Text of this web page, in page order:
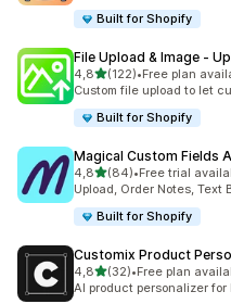
Built for Shopify
File Upload & Image ‑
4,8na 5 gwiazdek
(122)
Łączna liczba recenzji: 122
•Free plan
Custom file upload to let
Built for Shopify
Magical Custom Fields
4,8na 5 gwiazdek
(84)
Łączna liczba recenzji: 84
•Free trial
Upload, Order Notes, Text
Built for Shopify
Customix Product
4,8na 5 gwiazdek
(32)
Łączna liczba recenzji: 32
•Free plan
AI product personalizer